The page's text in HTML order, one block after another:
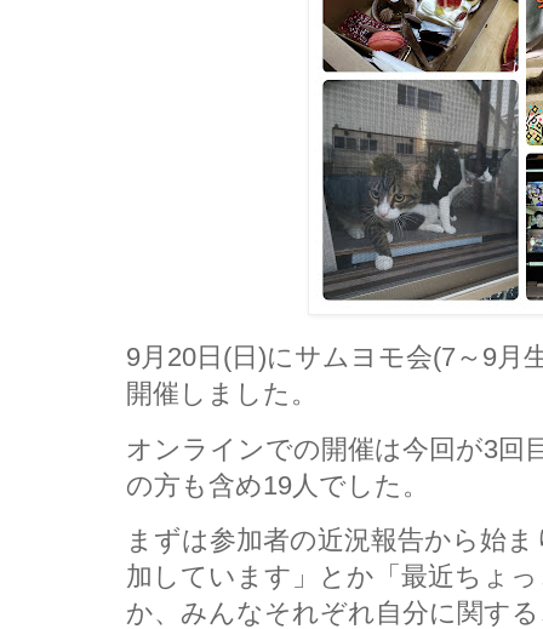
9月20日(日)にサムヨモ会(7～9月
開催しました。
オンラインでの開催は今回が3回
の方も含め19人でした。
まずは参加者の近況報告から始
加しています」とか「最近ちょ
か、みんなそれぞれ自分に関す